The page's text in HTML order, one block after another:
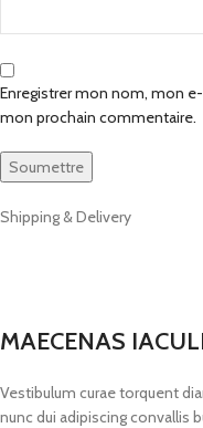
Enregistrer mon nom, mon
mon prochain commentaire.
Shipping & Delivery
MAECENAS
Vestibulum curae torquent
nunc dui adipiscing convallis